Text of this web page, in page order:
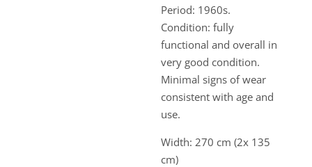
Period: 1960s.
Condition: fully
functional and overall in
very good condition.
Minimal signs of wear
consistent with age and
use.
Width: 270 cm (2x 135
cm)